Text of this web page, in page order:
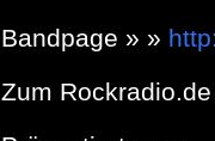
Bandpage » »
Zum